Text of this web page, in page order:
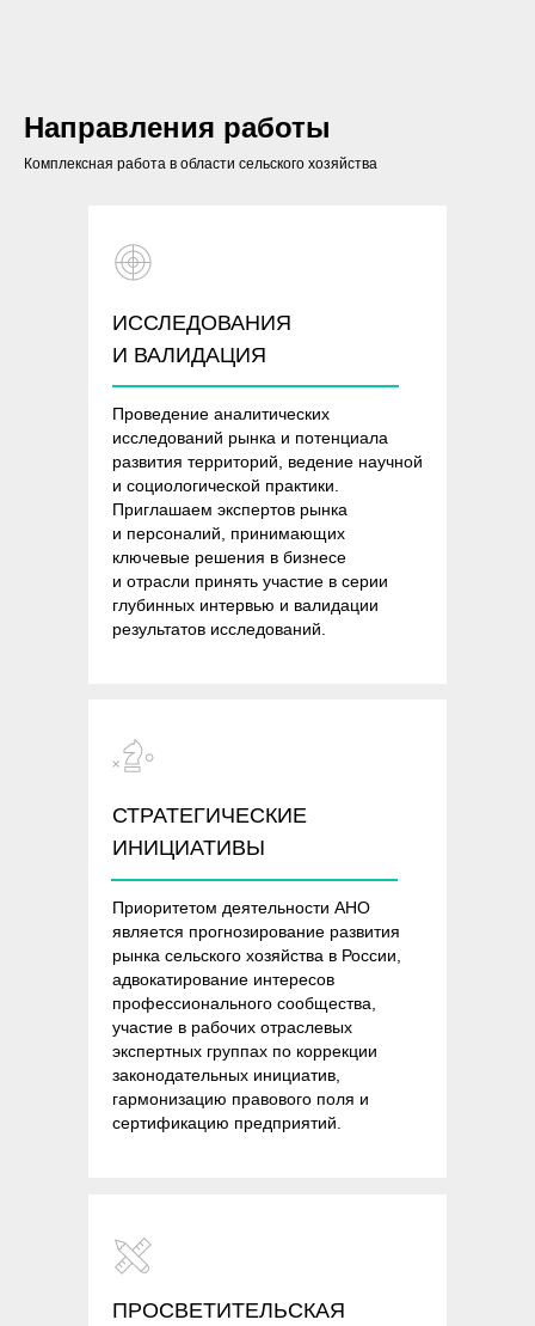
Направления работы
Комплексная работа в области сельского хозяйства
ИССЛЕДОВАНИЯ
И ВАЛИДАЦИЯ
Проведение аналитических
исследований рынка и потенциала
развития территорий, ведение научной
и социологической практики.
Приглашаем экспертов рынка
и персоналий, принимающих
ключевые решения в бизнесе
и отрасли принять участие в серии
глубинных интервью и валидации
результатов исследований.
Приоритетом деятельности АНО
является прогнозирование развития
рынка сельского хозяйства в России,
адвокатирование интересов
профессионального сообщества,
участие в рабочих отраслевых
экспертных группах по коррекции
законодательных инициатив,
гармонизацию правового поля и
сертификацию предприятий.
СТРАТЕГИЧЕСКИЕ
ИНИЦИАТИВЫ
ПРОСВЕТИТЕЛЬСКАЯ